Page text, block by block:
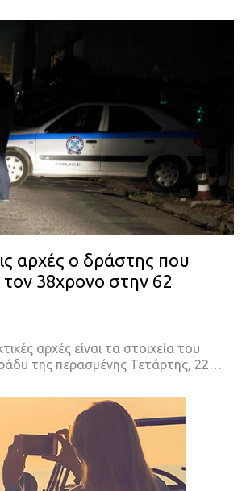
αρχές ο δράστης που
38χρονο στην 62
αρχές είναι τα στοιχεία του
της περασμένης Τετάρτης, 22…